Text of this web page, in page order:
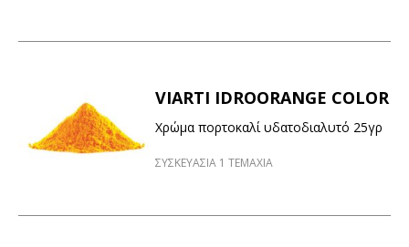
VIARTI IDROORANGE COLOR
Χρώμα πορτοκαλί υδατοδιαλυτό 25γρ
ΣΥΣΚΕΥΑΣΙΑ 1 ΤΕΜΑΧΙΑ